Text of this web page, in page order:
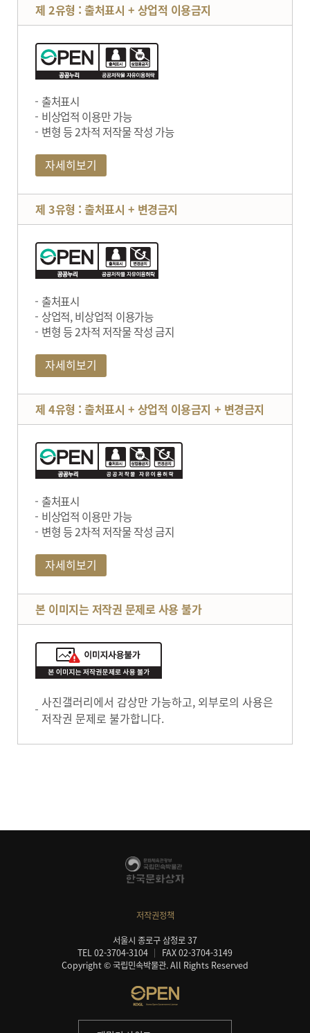
제 2유형 : 출처표시 + 상업적 이용금지
출처표시
비상업적 이용만 가능
변형 등 2차적 저작물 작성 가능
자세히보기
제 3유형 : 출처표시 + 변경금지
출처표시
상업적, 비상업적 이용가능
변형 등 2차적 저작물 작성 금지
자세히보기
제 4유형 : 출처표시 + 상업적 이용금지 + 변경금지
출처표시
비상업적 이용만 가능
변형 등 2차적 저작물 작성 금지
자세히보기
본 이미지는 저작권 문제로 사용 불가
사진갤러리에서 감상만 가능하고, 외부로의 사용은
저작권 문제로 불가합니다.
저작권정책
서울시 종로구 삼청로 37
TEL 02-3704-3104
FAX 02-3704-3149
Copyright © 국립민속박물관. All Rights Reserved